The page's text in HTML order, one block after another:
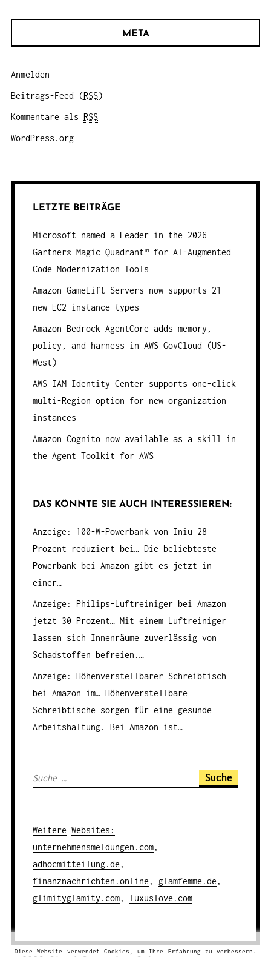
META
Anmelden
Beitrags-Feed (RSS)
Kommentare als RSS
WordPress.org
LETZTE BEITRÄGE
Microsoft named a Leader in the 2026
Gartner® Magic Quadrant™ for AI-Augmented
Code Modernization Tools
Amazon GameLift Servers now supports 21
new EC2 instance types
Amazon Bedrock AgentCore adds memory,
policy, and harness in AWS GovCloud (US-
West)
AWS IAM Identity Center supports one-click
multi-Region option for new organization
instances
Amazon Cognito now available as a skill in
the Agent Toolkit for AWS
DAS KÖNNTE SIE AUCH INTERESSIEREN:
Anzeige: 100-W-Powerbank von Iniu 28
Prozent reduziert bei…Die beliebteste
Powerbank bei Amazon gibt es jetzt in
einer…
Anzeige: Philips-Luftreiniger bei Amazon
jetzt 30 Prozent…Mit einem Luftreiniger
lassen sich Innenräume zuverlässig von
Schadstoffen befreien.…
Anzeige: Höhenverstellbarer Schreibtisch
bei Amazon im…Höhenverstellbare
Schreibtische sorgen für eine gesunde
Arbeitshaltung. Bei Amazon ist…
S
h
e
n
a
c
Weitere Websites :
unternehmensmeldungen.com,
adhocmitteilung.de ,
finanznachrichten.online , glamfemme.de ,
glimityglamity.com, luxuslove.com
Diese Website verwendet Cookies, um Ihre Erfahrung zu verbessern.